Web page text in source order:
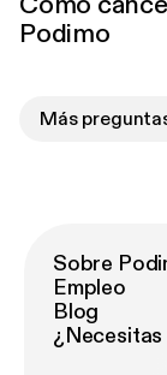
Podimo
Más
Sobre
Empleo
Blog
¿Necesitas